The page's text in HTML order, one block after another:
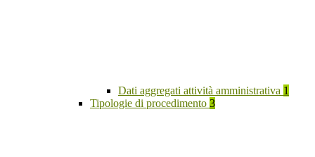
Dati aggregati attività amministrativa 1
Tipologie di procedimento 3